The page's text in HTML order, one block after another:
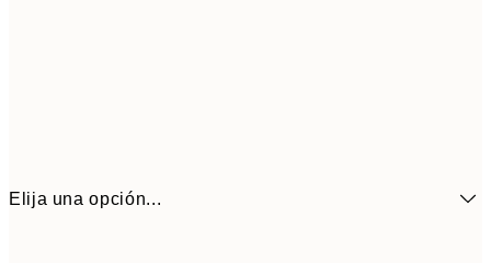
Elija una opción...